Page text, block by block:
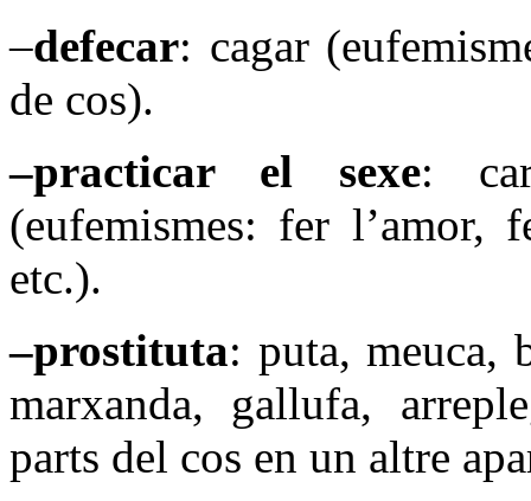
–defecar: cagar
de cos).
–practicar el sexe:
(eufemismes: fer l’amor,
etc.).
–prostituta: puta, meuca,
marxanda, gallufa,
parts del cos en un altre